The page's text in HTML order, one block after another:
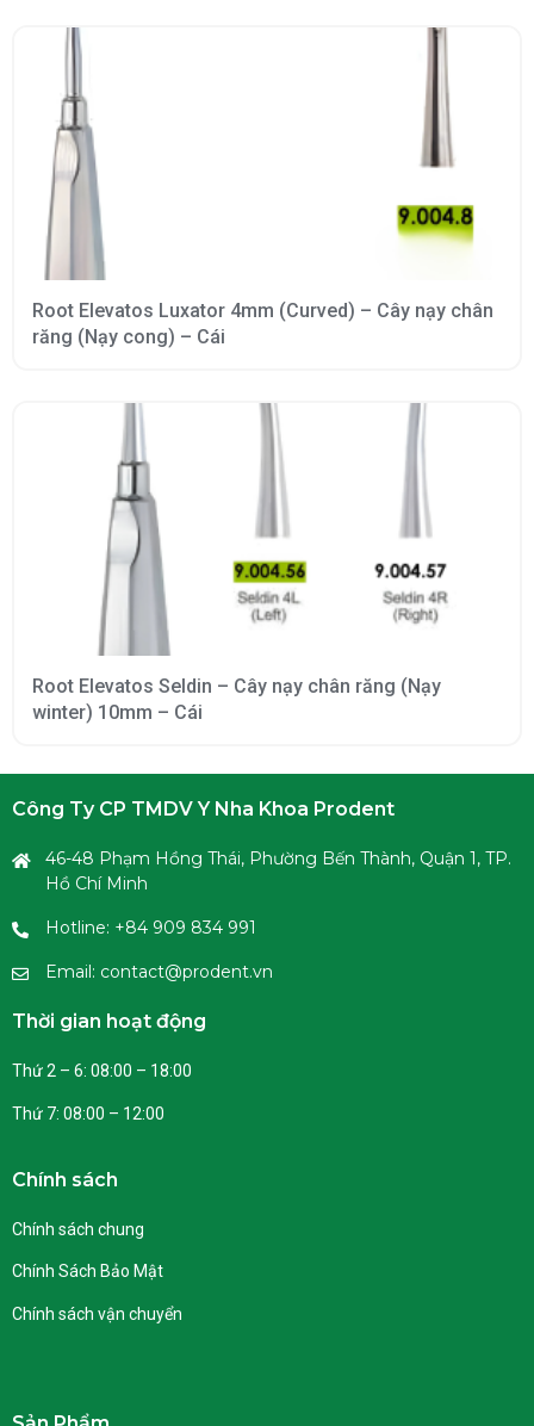
Root Elevatos Luxator 4mm (Curved) – Cây nạy chân
răng (Nạy cong) – Cái
Root Elevatos Seldin – Cây nạy chân răng (Nạy
winter) 10mm – Cái
Công Ty CP TMDV Y Nha Khoa Prodent
46-48 Phạm Hồng Thái, Phường Bến Thành, Quận 1, TP.
Hồ Chí Minh
Hotline: +84 909 834 991
Email: contact@prodent.vn
Thời gian hoạt động
Thứ 2 – 6: 08:00 – 18:00
Thứ 7: 08:00 – 12:00
Chính sách
Chính sách chung
Chính Sách Bảo Mật
Chính sách vận chuyển